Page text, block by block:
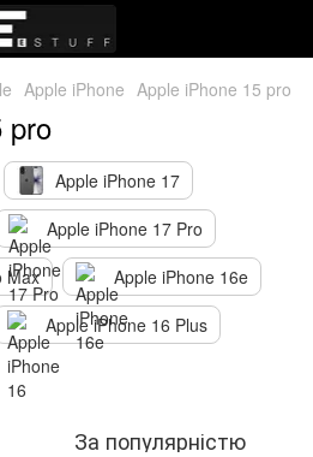
Apple iPhone Apple iPhone 15 pro
pro
Apple iPhone 17
Apple iPhone 17 Pro
Max
Apple iPhone 16e
Apple iPhone 16 Plus
За популярністю